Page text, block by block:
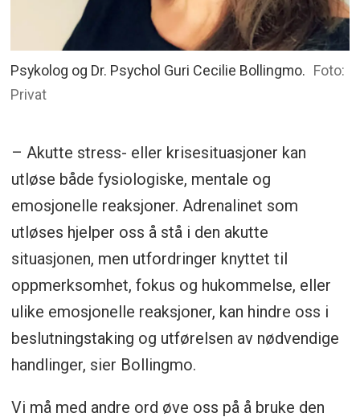
Psykolog og Dr. Psychol Guri Cecilie Bollingmo. Foto:
Privat
– Akutte stress- eller krisesituasjoner kan
utløse både fysiologiske, mentale og
emosjonelle reaksjoner. Adrenalinet som
utløses hjelper oss å stå i den akutte
situasjonen, men utfordringer knyttet til
oppmerksomhet, fokus og hukommelse, eller
ulike emosjonelle reaksjoner, kan hindre oss i
beslutningstaking og utførelsen av nødvendige
handlinger, sier Bollingmo.
Vi må med andre ord øve oss på å bruke den